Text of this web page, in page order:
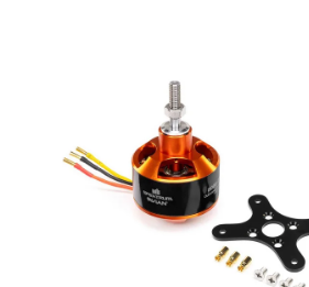
hvězdiček.